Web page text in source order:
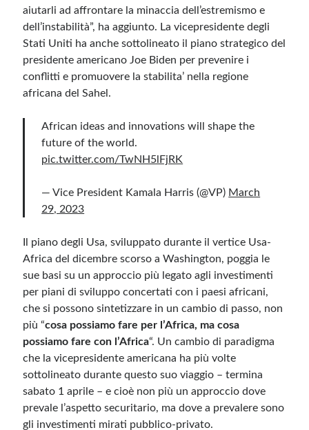
aiutarli ad affrontare la minaccia dell’estremismo e
dell’instabilità”, ha aggiunto. La vicepresidente degli
Stati Uniti ha anche sottolineato il piano strategico del
presidente americano Joe Biden per prevenire i
conflitti e promuovere la stabilita’ nella regione
africana del Sahel.
African ideas and innovations will shape the
future of the world.
pic.twitter.com/TwNH5lFjRK
— Vice President Kamala Harris (@VP) March
29, 2023
Il piano degli Usa, sviluppato durante il vertice Usa-
Africa del dicembre scorso a Washington, poggia le
sue basi su un approccio più legato agli investimenti
per piani di sviluppo concertati con i paesi africani,
che si possono sintetizzare in un cambio di passo, non
più “cosa possiamo fare per l’Africa, ma cosa
possiamo fare con l’Africa“. Un cambio di paradigma
che la vicepresidente americana ha più volte
sottolineato durante questo suo viaggio – termina
sabato 1 aprile – e cioè non più un approccio dove
prevale l’aspetto securitario, ma dove a prevalere sono
gli investimenti mirati pubblico-privato.